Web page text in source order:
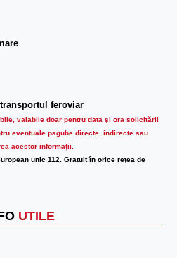
feroviar
valabile doar pentru data şi ora solicitării
eventuale pagube directe, indirecte sau
acestor informații.
unic 112. Gratuit în orice reţea de
UTILE